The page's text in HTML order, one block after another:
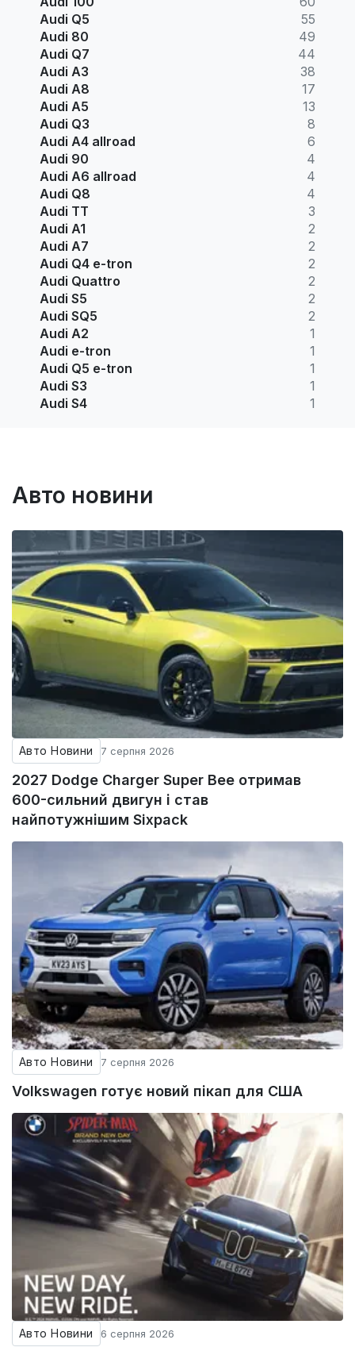
Audi Q5
55
Audi 80
49
Audi Q7
44
Audi A3
38
Audi A8
17
Audi A5
13
Audi Q3
8
Audi A4 allroad
6
Audi 90
4
Audi A6 allroad
4
Audi Q8
4
Audi TT
3
Audi A1
2
Audi A7
2
Audi Q4 e-tron
2
Audi Quattro
2
Audi S5
2
Audi SQ5
2
Audi A2
1
Audi e-tron
1
Audi Q5 e-tron
1
Audi S3
1
Audi S4
1
Авто новини
Авто Новини 7 серпня 2026
2027 Dodge Charger Super Bee отримав
600-сильний двигун і став
найпотужнішим Sixpack
Авто Новини 7 серпня 2026
Volkswagen готує новий пікап для США
Авто Новини 6 серпня 2026